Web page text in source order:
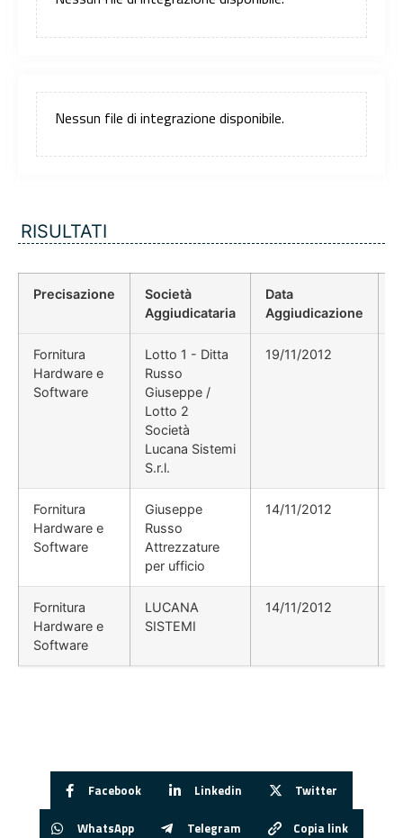
Nessun file di integrazione disponibile.
RISULTATI
Precisazione
Società
Aggiudicataria
Data
Aggiudicazione
Fornitura
Hardware e
Software
Lotto 1 - Ditta
Russo
Giuseppe /
Lotto 2
Società
Lucana Sistemi
S.r.l.
19/11/2012
Fornitura
Hardware e
Software
Giuseppe
Russo
Attrezzature
per ufficio
14/11/2012
Fornitura
Hardware e
Software
LUCANA
SISTEMI
14/11/2012
Facebook Linkedin Twitter
WhatsApp Telegram Copia link